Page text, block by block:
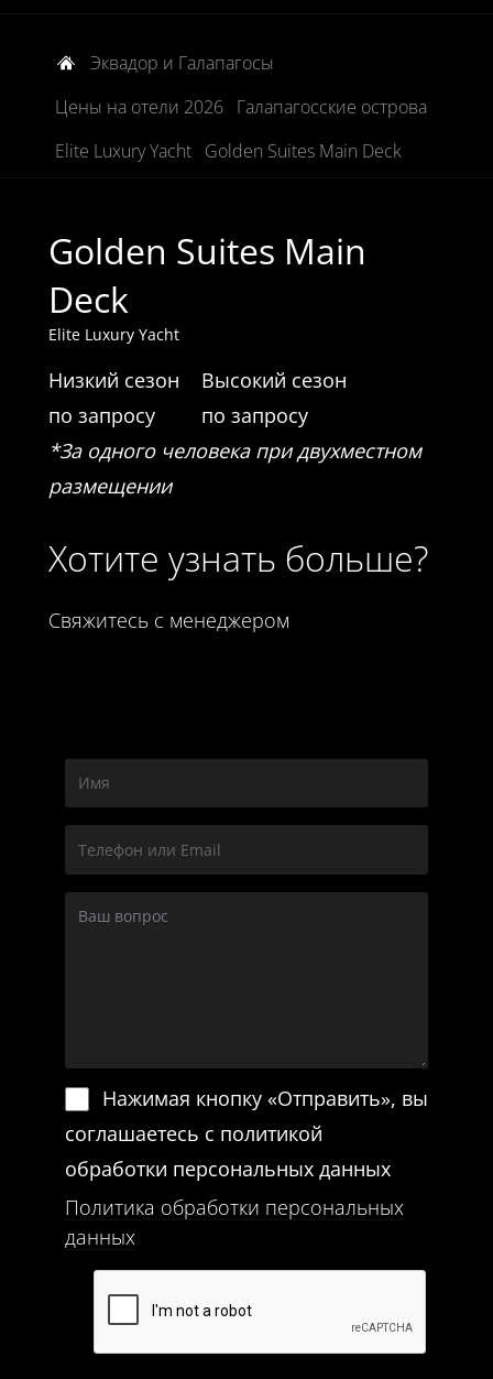
Эквадор и Галапагосы
Цены на отели 2026
Галапагосские острова
Elite Luxury Yacht
Golden Suites Main Deck
Golden Suites Main
Deck
Elite Luxury Yacht
Низкий сезон
по запросу
Высокий сезон
по запросу
*За одного человека при двухместном
размещении
Хотите узнать больше?
Свяжитесь с менеджером
Нажимая кнопку «Отправить», вы
соглашаетесь с политикой
обработки персональных данных
Политика обработки персональных
данных